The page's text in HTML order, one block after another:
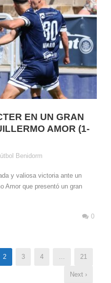
EN UN GRAN
AMOR (1-
Benidorm
y valiosa victoria ante un
Amor que presentó un gran
0
2 3 4 21
Next ›